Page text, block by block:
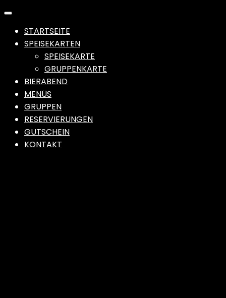
STARTSEITE
SPEISEKARTEN
SPEISEKARTE
GRUPPENKARTE
BIERABEND
MENÜS
GRUPPEN
RESERVIERUNGEN
GUTSCHEIN
KONTAKT